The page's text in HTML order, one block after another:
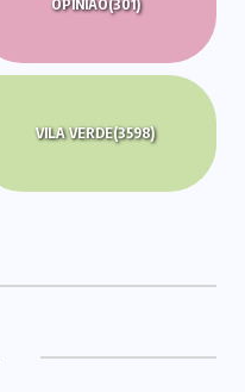
OPINIÃO(301)
VILA VERDE(3598)